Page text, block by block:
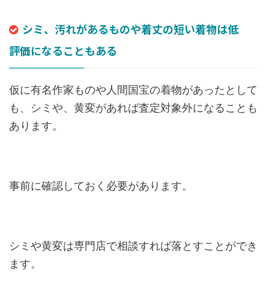
シミ、汚れがあるものや着丈の短い着物は低
評価になることもある
仮に有名作家ものや人間国宝の着物があったとして
も、シミや、黄変があれば査定対象外になることも
あります。
事前に確認しておく必要があります。
シミや黄変は専門店で相談すれば落とすことができ
ます。